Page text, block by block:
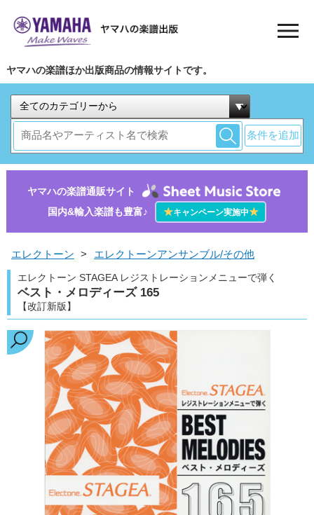
ヤマハの楽譜ほか出版商品の情報サイトです。
条件を追加
ヤマハの楽譜通販サイト
国内&輸入楽譜も豊富♪
★キャンペーン実施中★
エレクトーン > エレクトーンアンサンブル/その他
エレクトーン STAGEA レジストレーションメニューで弾く
ベスト・メロディーズ 165
【改訂新版】